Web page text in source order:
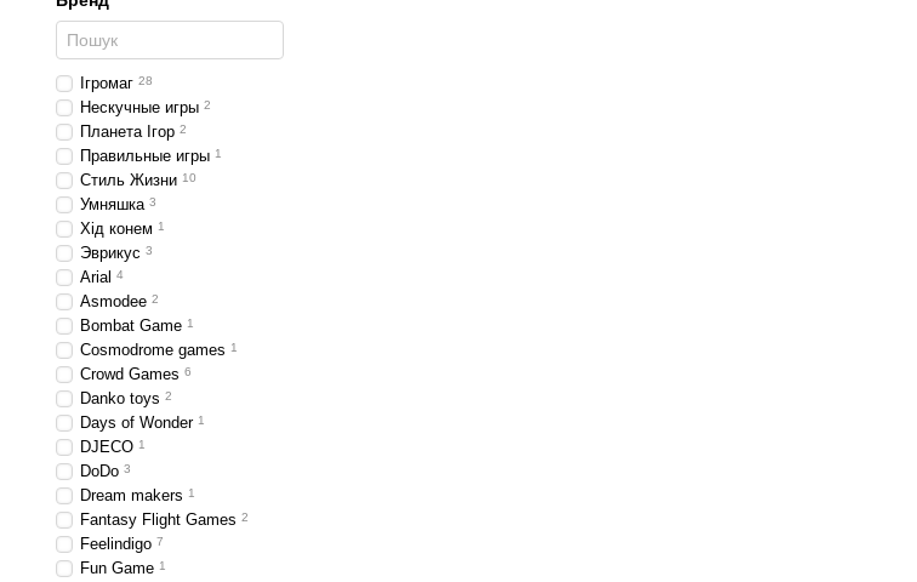
Ігромаг 28
Нескучные игры 2
Планета Ігор 2
Правильные игры 1
Стиль Жизни 10
Умняшка 3
Хід конем 1
Эврикус 3
Arial 4
Asmodee 2
Bombat Game 1
Cosmodrome games 1
Crowd Games 6
Danko toys 2
Days of Wonder 1
DJECO 1
DoDo 3
Dream makers 1
Fantasy Flight Games 2
Feelindigo 7
Fun Game 1